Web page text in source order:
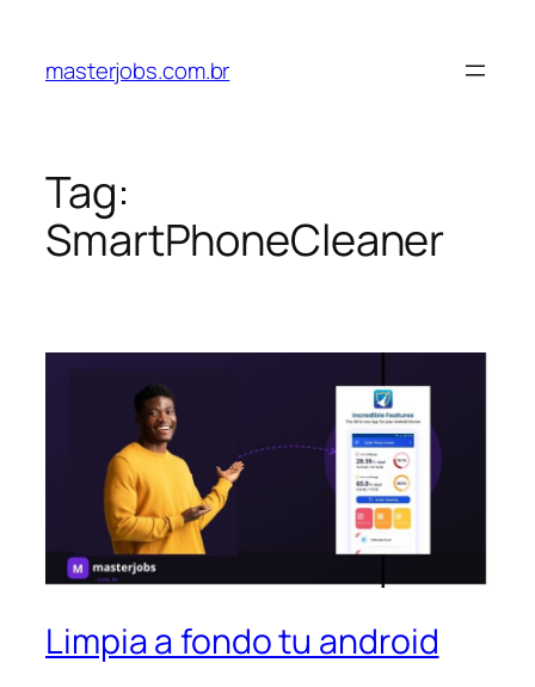
masterjobs.com.br
Tag:
SmartPhoneCleaner
Limpia a fondo tu android